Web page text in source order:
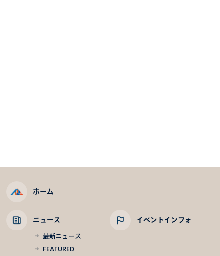
ホーム
ニュース
最新ニュース
FEATURED
イベントインフォ